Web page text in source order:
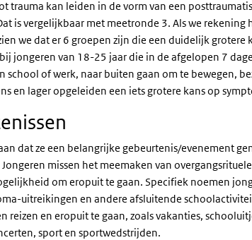
trauma kan leiden in de vorm van een
is vergelijkbaar met meetronde 3. Als we
we dat er 6 groepen zijn die een duidelijk grotere
jongeren van 18-25 jaar die in de afgelopen 7
school of werk, naar buiten gaan om te bewegen,
en lager opgeleiden een iets grotere kans op
dat ze een belangrijke gebeurtenis/evenement
missen het meemaken van
om eropuit te gaan. Specifiek noemen
uitreikingen en andere afsluitende
reizen en eropuit te gaan, zoals vakanties,
sport en sportwedstrijden.